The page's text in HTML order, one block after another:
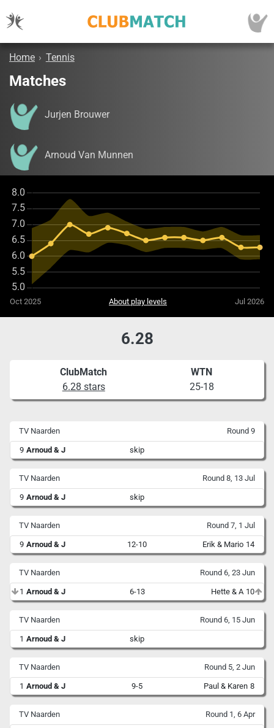
Home › Tennis
Matches
Jurjen Brouwer
Arnoud Van Munnen
Oct 2025 About play levels Jul 2026
6.28
ClubMatch
6.28 stars
WTN
25-18
TV Naarden Round 9
9 Arnoud & J skip
TV Naarden Round 8, 13 Jul
9 Arnoud & J skip
TV Naarden Round 7, 1 Jul
9 Arnoud & J 12-10 Erik & Mario 14
TV Naarden Round 6, 23 Jun
1 Arnoud & J 6-13 Hette & A 10
TV Naarden Round 6, 15 Jun
1 Arnoud & J skip
TV Naarden Round 5, 2 Jun
1 Arnoud & J 9-5 Paul & Karen 8
TV Naarden Round 1, 6 Apr